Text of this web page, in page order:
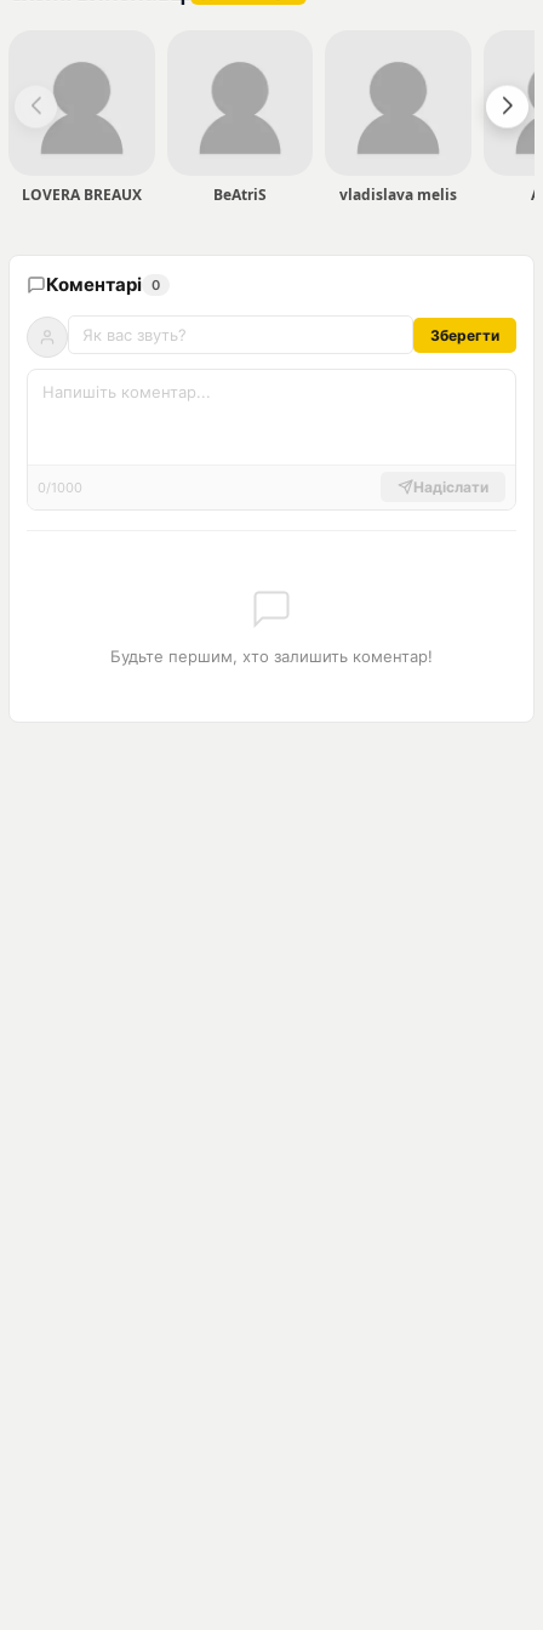
LOVERA BREAUX BeAtriS vladislava melis
Коментарі 0
Зберегти
0/1000 Надіслати
Будьте першим, хто залишить коментар!